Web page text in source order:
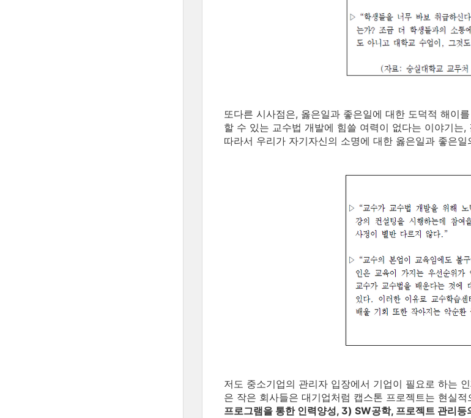
또다른 시사점은, 옳은일과 좋은일에 대한 도덕적 해이
할 수 있는 교수법 개발에 힘쓸 여력이 없다는 이야기
따라서 우리가 자기자신의 소명에 대한 옳은일과 좋은
저도 중소기업의 관리자 입장에서 기업이 필요로 하는
은 작은 회사들은 대기업처럼 캡스톤 프로젝트는 현실
프로그램을 통한 인력양성, 3) SW공학, 프로젝트 관리등